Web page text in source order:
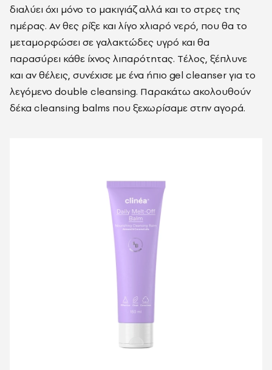
διαλύει όχι μόνο το μακιγιάζ αλλά και το στρες της
ημέρας. Αν θες ρίξε και λίγο χλιαρό νερό, που θα το
μεταμορφώσει σε γαλακτώδες υγρό και θα
παρασύρει κάθε ίχνος λιπαρότητας. Tέλος, ξέπλυνε
και αν θέλεις, συνέχισε με ένα ήπιο gel cleanser για το
λεγόμενο double cleansing. Παρακάτω ακολουθούν
δέκα cleansing balms που ξεχωρίσαμε στην αγορά.